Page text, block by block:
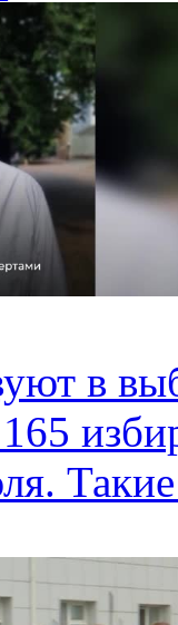
в